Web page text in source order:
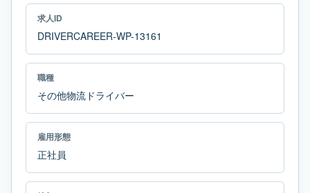
求人ID
DRIVERCAREER-WP-13161
職種
その他物流ドライバー
雇用形態
正社員